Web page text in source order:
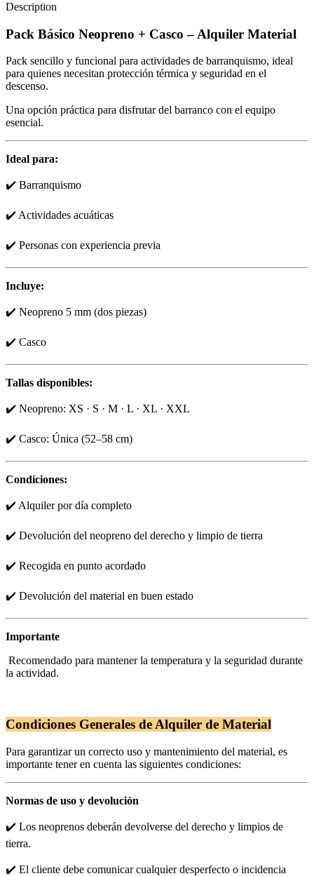
Description
Pack Básico Neopreno + Casco – Alquiler Material
Pack sencillo y funcional para actividades de barranquismo, ideal
para quienes necesitan protección térmica y seguridad en el
descenso.
Una opción práctica para disfrutar del barranco con el equipo
esencial.
Ideal para:
✔️ Barranquismo
✔️ Actividades acuáticas
✔️ Personas con experiencia previa
Incluye:
✔️ Neopreno 5 mm (dos piezas)
✔️ Casco
Tallas disponibles:
✔️ Neopreno: XS · S · M · L · XL · XXL
✔️ Casco: Única (52–58 cm)
Condiciones:
✔️ Alquiler por día completo
✔️ Devolución del neopreno del derecho y limpio de tierra
✔️ Recogida en punto acordado
✔️ Devolución del material en buen estado
Importante
Recomendado para mantener la temperatura y la seguridad durante
la actividad.
Condiciones Generales de Alquiler de Material
Para garantizar un correcto uso y mantenimiento del material, es
importante tener en cuenta las siguientes condiciones:
Normas de uso y devolución
✔️ Los neoprenos deberán devolverse del derecho y limpios de
tierra.
✔️ El cliente debe comunicar cualquier desperfecto o incidencia